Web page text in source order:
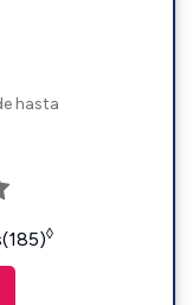
hasta
◊